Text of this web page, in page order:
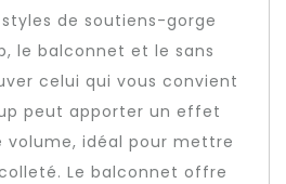
de soutiens-gorge
le balconnet et le sans
celui qui vous convient
peut apporter un effet
idéal pour mettre
Le balconnet offre